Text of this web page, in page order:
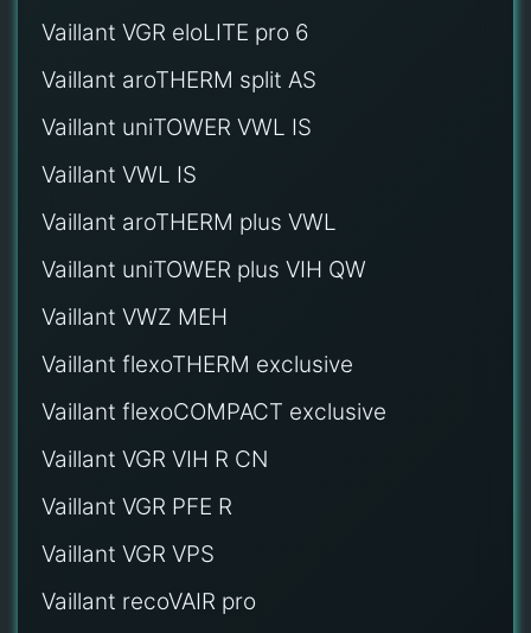
Vaillant VGR eloLITE pro 6
Vaillant aroTHERM split AS
Vaillant uniTOWER VWL IS
Vaillant VWL IS
Vaillant aroTHERM plus VWL
Vaillant uniTOWER plus VIH QW
Vaillant VWZ MEH
Vaillant flexoTHERM exclusive
Vaillant flexoCOMPACT exclusive
Vaillant VGR VIH R CN
Vaillant VGR PFE R
Vaillant VGR VPS
Vaillant recoVAIR pro